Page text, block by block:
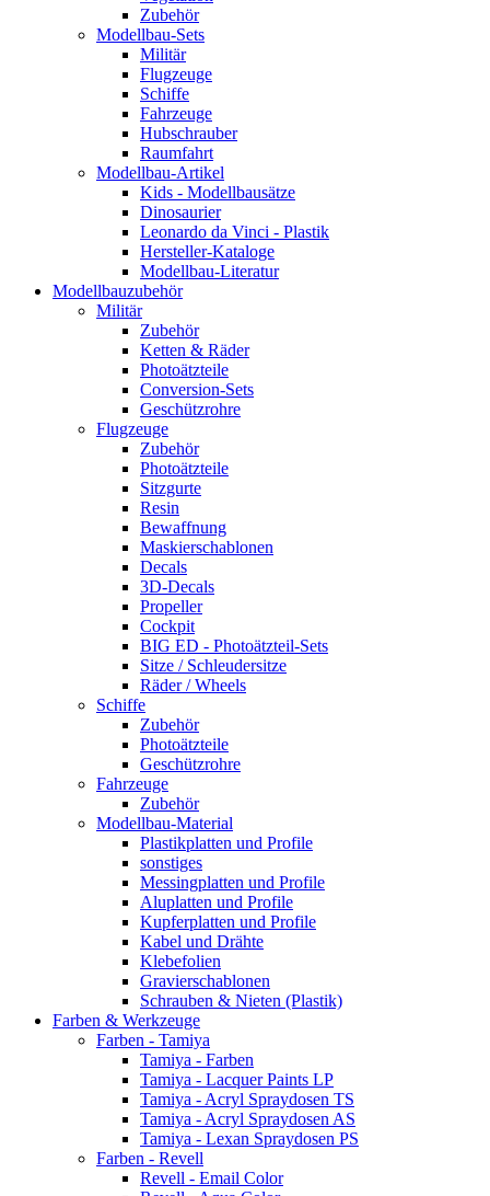
Zubehör
Modellbau-Sets
Militär
Flugzeuge
Schiffe
Fahrzeuge
Hubschrauber
Raumfahrt
Modellbau-Artikel
Kids - Modellbausätze
Dinosaurier
Leonardo da Vinci - Plastik
Hersteller-Kataloge
Modellbau-Literatur
Modellbauzubehör
Militär
Zubehör
Ketten & Räder
Photoätzteile
Conversion-Sets
Geschützrohre
Flugzeuge
Zubehör
Photoätzteile
Sitzgurte
Resin
Bewaffnung
Maskierschablonen
Decals
3D-Decals
Propeller
Cockpit
BIG ED - Photoätzteil-Sets
Sitze / Schleudersitze
Räder / Wheels
Schiffe
Zubehör
Photoätzteile
Geschützrohre
Fahrzeuge
Zubehör
Modellbau-Material
Plastikplatten und Profile
sonstiges
Messingplatten und Profile
Aluplatten und Profile
Kupferplatten und Profile
Kabel und Drähte
Klebefolien
Gravierschablonen
Schrauben & Nieten (Plastik)
Farben & Werkzeuge
Farben - Tamiya
Tamiya - Farben
Tamiya - Lacquer Paints LP
Tamiya - Acryl Spraydosen TS
Tamiya - Acryl Spraydosen AS
Tamiya - Lexan Spraydosen PS
Farben - Revell
Revell - Email Color